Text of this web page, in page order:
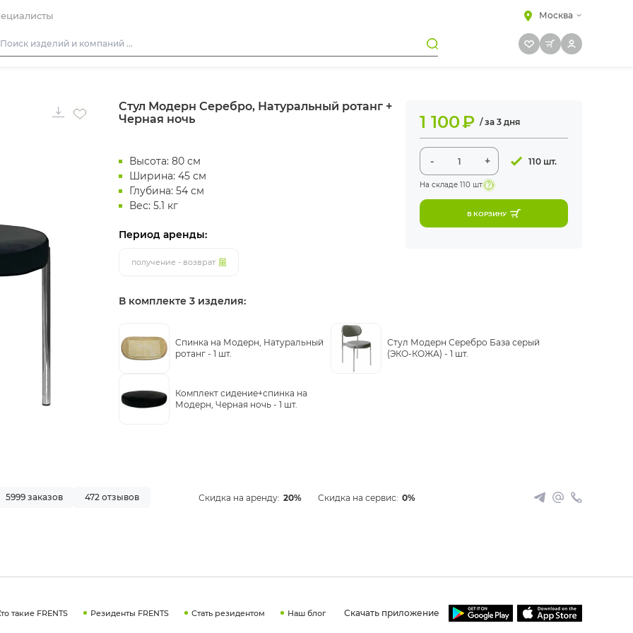
Москва
Фуршетная мебель
Барная мебель
Стул Модерн Серебро, Натуральный ротанг +
Черная ночь
Высота: 80 см
Ширина: 45 см
Глубина: 54 см
Вес: 5.1 кг
Период аренды:
получение - возврат
1 100₽ / за 3 дня
- + 110 шт.
На складе 110 шт
В КОРЗИНУ
В комплекте 3 изделия:
Cпинка на Модерн, Натуральный
ротанг - 1 шт.
Стул Модерн Серебро База серый
(ЭКО-КОЖА) - 1 шт.
Комплект сидение+спинка на
Модерн, Черная ночь - 1 шт.
5999 заказов 472 отзывов Скидка на аренду: 20% Скидка на сервис: 0%
такие FRENTS Резиденты FRENTS Стать резидентом Наш блог Скачать приложение